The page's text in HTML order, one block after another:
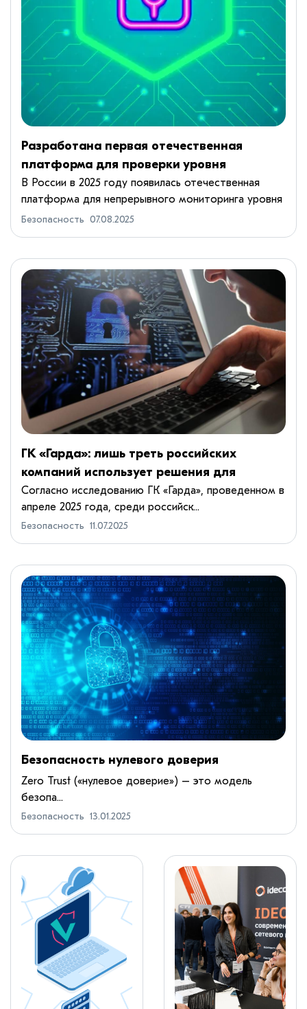
Разработана первая отечественная
платформа для проверки уровня
кибербезопасности подрядчиков
В России в 2025 году появилась отечественная
платформа для непрерывного мониторинга уровня
кибербезопасности подрядчиков. Система под
Безопасность 07.08.2025
ГК «Гарда»: лишь треть российских
компаний использует решения для
защиты данных
Согласно исследованию ГК «Гарда», проведенном в
апреле 2025 года, среди российск...
Безопасность 11.07.2025
Безопасность нулевого доверия
Zero Trust («нулевое доверие») – это модель
безопа...
Безопасность 13.01.2025